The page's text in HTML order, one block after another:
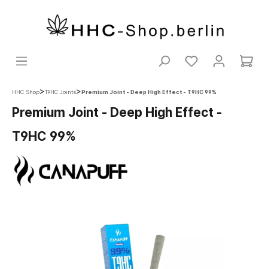
HHC Shop>T9HC Joints> Premium Joint - Deep High Effect - T9HC 99%
Premium Joint - Deep High Effect -
T9HC 99%